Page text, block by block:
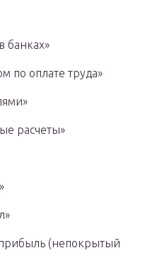
банках»
по оплате труда»
расчеты»
(непокрытый